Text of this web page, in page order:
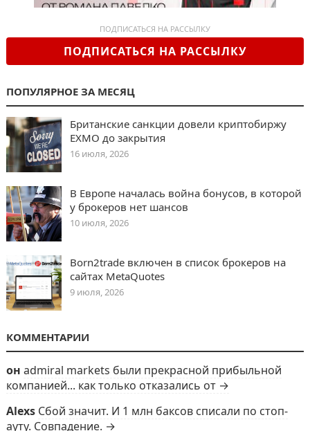
ПОДПИСАТЬСЯ НА РАССЫЛКУ
ПОДПИСАТЬСЯ НА РАССЫЛКУ
ПОПУЛЯРНОЕ ЗА МЕСЯЦ
Британские санкции довели криптобиржу
EXMO до закрытия
16 июля, 2026
В Европе началась война бонусов, в которой
у брокеров нет шансов
10 июля, 2026
Born2trade включен в список брокеров на
сайтах MetaQuotes
9 июля, 2026
КОММЕНТАРИИ
он admiral markets были прекрасной прибыльной
компанией... как только отказались от →
Alexs Сбой значит. И 1 млн баксов списали по стоп-
ауту. Совпадение. →